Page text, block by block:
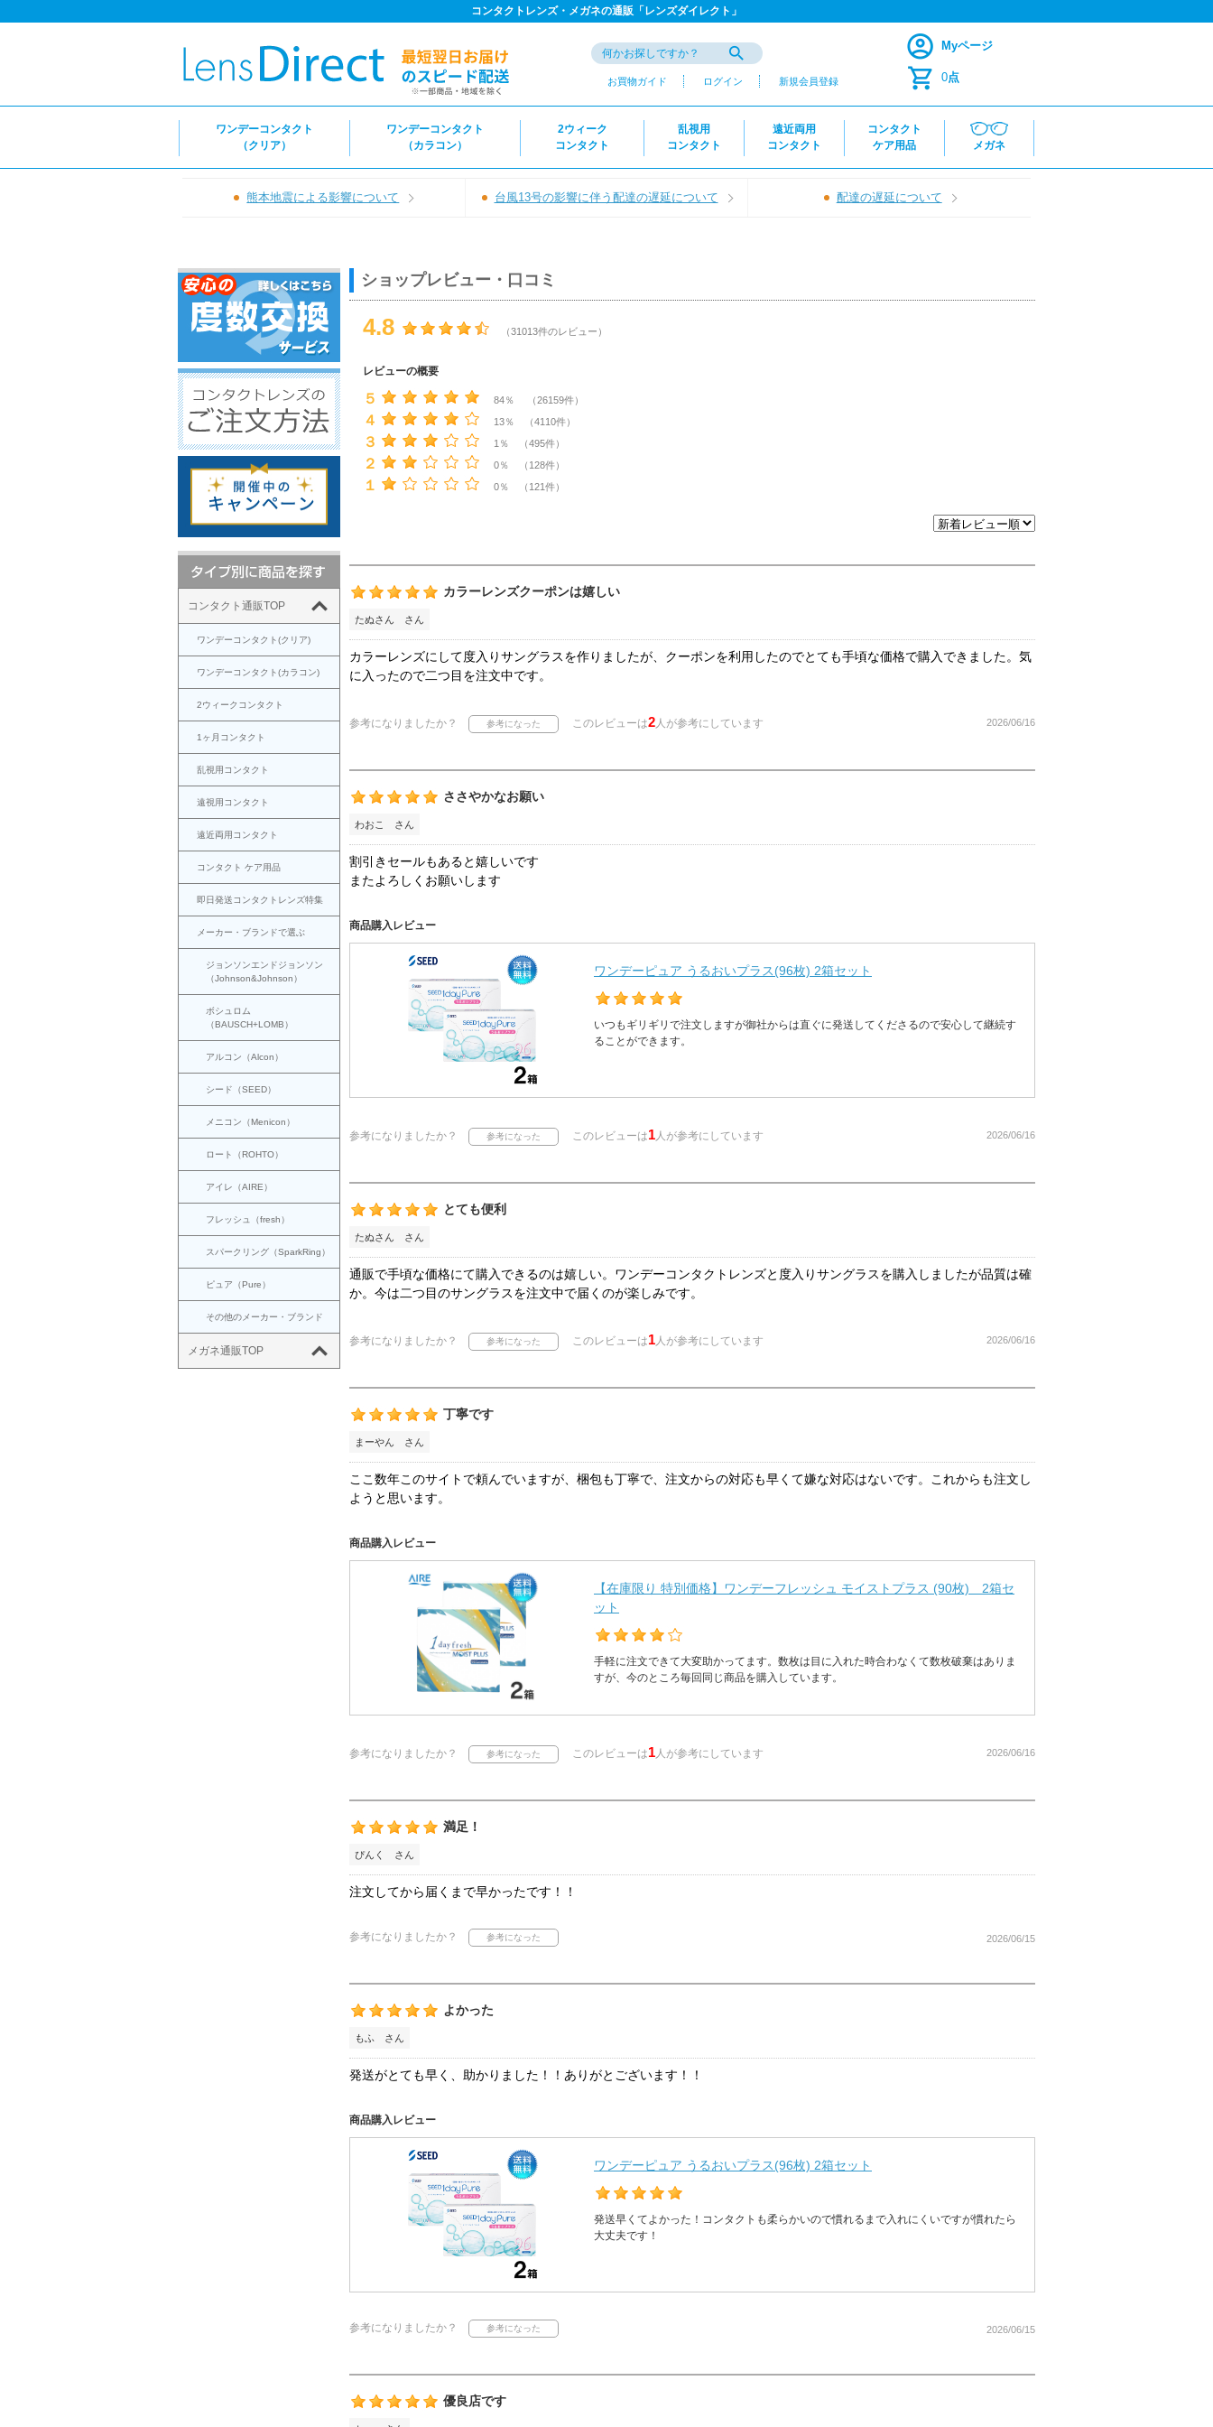
コンタクトレンズ・メガネの通販「レンズダイレクト」
お買物ガイド ログイン 新規会員登録
Myページ
0点
ワンデーコンタクト
（クリア）
ワンデーコンタクト
（カラコン）
2ウィーク
コンタクト
乱視用
コンタクト
遠近両用
コンタクト
コンタクト
ケア用品
メガネ
熊本地震による影響について 台風13号の影響に伴う配達の遅延について 配達の遅延について
コンタクト通販TOP
ワンデーコンタクト(クリア)
ワンデーコンタクト(カラコン)
2ウィークコンタクト
1ヶ月コンタクト
乱視用コンタクト
遠視用コンタクト
遠近両用コンタクト
コンタクト ケア用品
即日発送コンタクトレンズ特集
メーカー・ブランドで選ぶ
ジョンソンエンドジョンソン
（Johnson&Johnson）
ボシュロム
（BAUSCH+LOMB）
アルコン（Alcon）
シード（SEED）
メニコン（Menicon）
ロート（ROHTO）
アイレ（AIRE）
フレッシュ（fresh）
スパークリング（SparkRing）
ピュア（Pure）
その他のメーカー・ブランド
メガネ通販TOP
ショップレビュー・口コミ
4.8 （31013件のレビュー）
レビューの概要
５ 84％ （26159件）
４ 13％ （4110件）
３ 1％ （495件）
２ 0％ （128件）
１ 0％ （121件）
カラーレンズクーポンは嬉しい
たぬさん さん
カラーレンズにして度入りサングラスを作りましたが、クーポンを利用したのでとても手頃な価格で購入できました。気
に入ったので二つ目を注文中です。
参考になりましたか？ このレビューは2人が参考にしています 2026/06/16
ささやかなお願い
わおこ さん
割引きセールもあると嬉しいです
またよろしくお願いします
商品購入レビュー
ワンデーピュア うるおいプラス(96枚) 2箱セット
いつもギリギリで注文しますが御社からは直ぐに発送してくださるので安心して継続す
ることができます。
参考になりましたか？ このレビューは1人が参考にしています 2026/06/16
とても便利
たぬさん さん
通販で手頃な価格にて購入できるのは嬉しい。ワンデーコンタクトレンズと度入りサングラスを購入しましたが品質は確
か。今は二つ目のサングラスを注文中で届くのが楽しみです。
参考になりましたか？ このレビューは1人が参考にしています 2026/06/16
丁寧です
まーやん さん
ここ数年このサイトで頼んでいますが、梱包も丁寧で、注文からの対応も早くて嫌な対応はないです。これからも注文し
ようと思います。
商品購入レビュー
【在庫限り 特別価格】ワンデーフレッシュ モイストプラス (90枚) 2箱セ
ット
手軽に注文できて大変助かってます。数枚は目に入れた時合わなくて数枚破棄はありま
すが、今のところ毎回同じ商品を購入しています。
参考になりましたか？ このレビューは1人が参考にしています 2026/06/16
満足！
ぴんく さん
注文してから届くまで早かったです！！
参考になりましたか？ 2026/06/15
よかった
もふ さん
発送がとても早く、助かりました！！ありがとございます！！
商品購入レビュー
ワンデーピュア うるおいプラス(96枚) 2箱セット
発送早くてよかった！コンタクトも柔らかいので慣れるまで入れにくいですが慣れたら
大丈夫です！
参考になりましたか？ 2026/06/15
優良店です